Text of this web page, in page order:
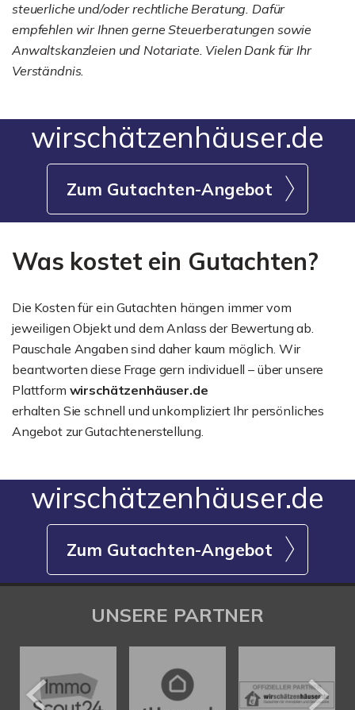
steuerliche und/oder rechtliche Beratung. Dafür
empfehlen wir Ihnen gerne Steuerberatungen sowie
Anwaltskanzleien und Notariate. Vielen Dank für Ihr
Verständnis.
wirschätzenhäuser.de
Zum Gutachten-Angebot
Was kostet ein Gutachten?
Die Kosten für ein Gutachten hängen immer vom
jeweiligen Objekt und dem Anlass der Bewertung ab.
Pauschale Angaben sind daher kaum möglich. Wir
beantworten diese Frage gern individuell – über unsere
Plattform wirschätzenhäuser.de
erhalten Sie schnell und unkompliziert Ihr persönliches
Angebot zur Gutachtenerstellung.
wirschätzenhäuser.de
Zum Gutachten-Angebot
UNSERE PARTNER